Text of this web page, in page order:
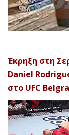
Έκρηξη στη
Daniel
στο UFC